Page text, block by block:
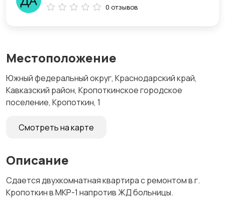
Местоположение
Южный федеральный округ, Краснодарский край,
Кавказский район, Кропоткинское городское
поселение, Кропоткин, 1
Смотреть на карте
Описание
Сдается двухкомнатная квартира с ремонтом в г.
Кропоткин в МКР-1 напротив ЖД больницы.
0 отзывов